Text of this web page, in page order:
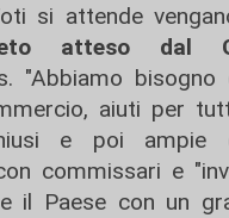
si attende
atteso dal
"Abbiamo
aiuti per
e poi ampie
commissari e
il Paese con un